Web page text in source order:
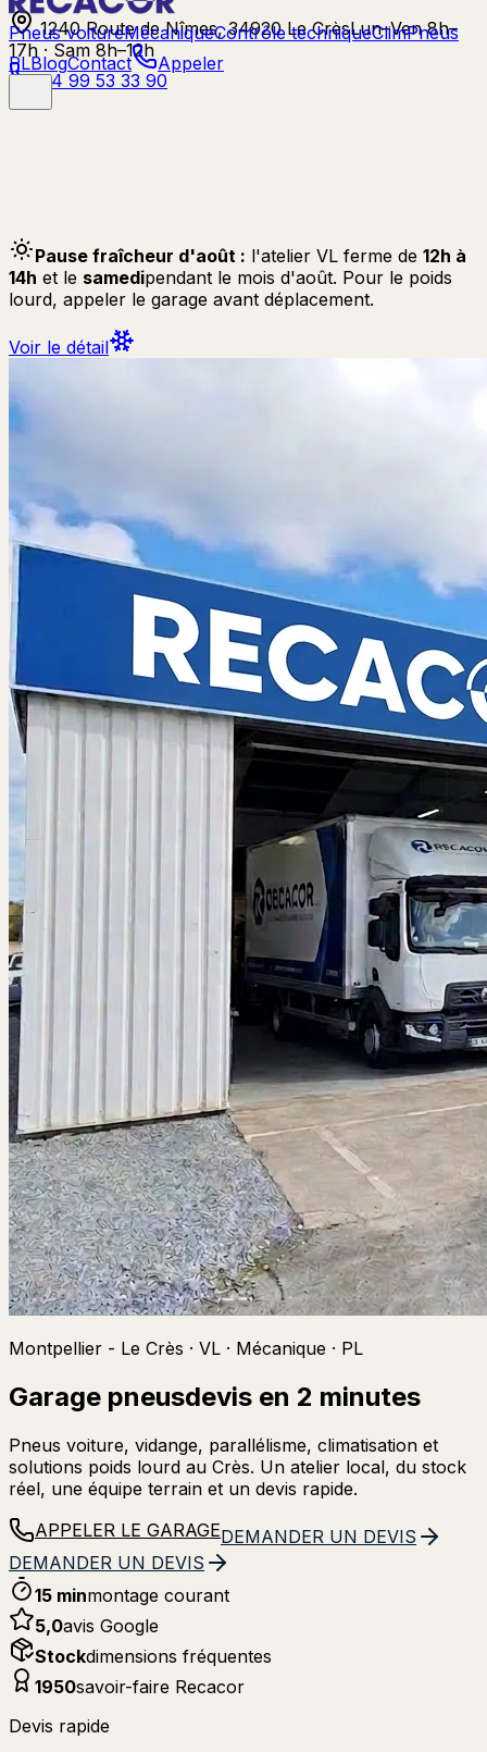
1240 Route de Nîmes, 34920 Le CrèsLun–Ven 8h–
17h · Sam 8h–12h
04 99 53 33 90
Pneus voitureMécaniqueContrôle techniqueClimPneus
PLBlogContact Appeler
Pause fraîcheur d'août : l'atelier VL ferme de 12h à
14h et le samedipendant le mois d'août. Pour le poids
lourd, appeler le garage avant déplacement.
Voir le détail
Montpellier - Le Crès · VL · Mécanique · PL
Garage pneusdevis en 2 minutes
Pneus voiture, vidange, parallélisme, climatisation et
solutions poids lourd au Crès. Un atelier local, du stock
réel, une équipe terrain et un devis rapide.
APPELER LE GARAGEDEMANDER UN DEVIS
DEMANDER UN DEVIS
15 minmontage courant
5,0avis Google
Stockdimensions fréquentes
1950savoir-faire Recacor
Devis rapide